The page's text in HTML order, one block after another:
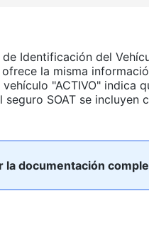
de Identificación del
la misma
vehículo "ACTIVO" indica
seguro SOAT se incluyen
la documentación